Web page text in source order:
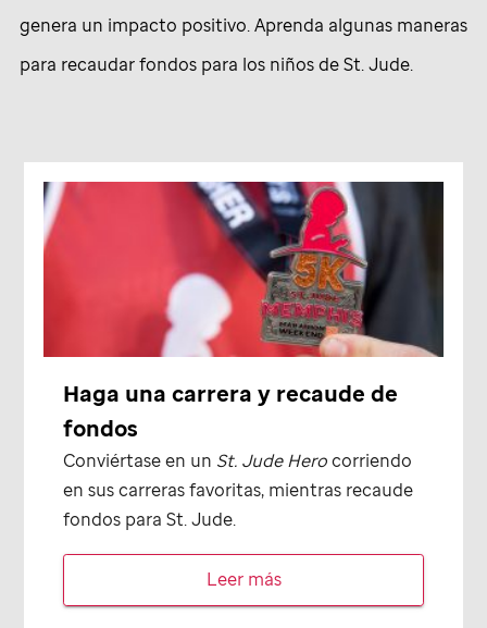
genera un impacto positivo. Aprenda algunas maneras
para recaudar fondos para los niños deSt. Jude.
Haga una carrera y recaude de
fondos
Conviértase en un St. JudeHerocorriendo
en sus carreras favoritas, mientras recaude
fondos paraSt. Jude.
Leer más